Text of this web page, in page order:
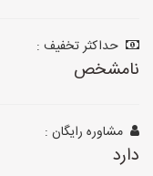
حداکثر تخفیف :
نامشخص
مشاوره رایگان :
دارد